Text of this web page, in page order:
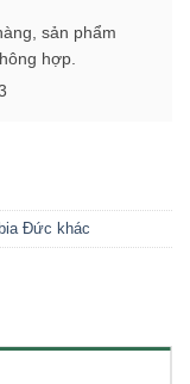
sản phẩm
hợp.
Đức khác